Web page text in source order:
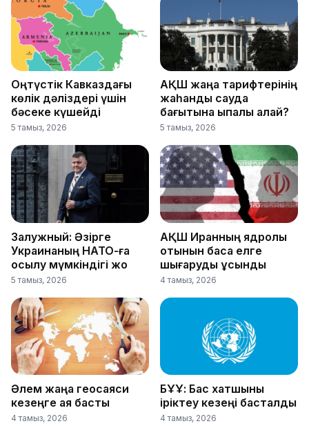
Оңтүстік Кавказдағы
көлік дәліздері үшін
бәсеке күшейді
5 тамыз, 2026
АҚШ жаңа тарифтерінің
жаһандық сауда
бағытына ықпалы қалай?
5 тамыз, 2026
Залужный: Әзірге
Украинаның НАТО-ға
қосылу мүмкіндігі жоқ
5 тамыз, 2026
АҚШ Иранның ядролық
отынын басқа елге
шығаруды ұсынды
4 тамыз, 2026
Әлем жаңа геосаяси
кезеңге аяқ басты
4 тамыз, 2026
БҰҰ: Бас хатшыны
іріктеу кезеңі басталды
4 тамыз, 2026